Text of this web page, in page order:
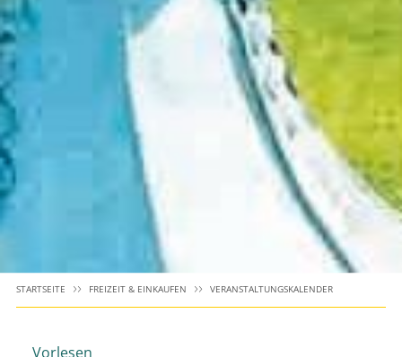
STARTSEITE FREIZEIT & EINKAUFEN VERANSTALTUNGSKALENDER
Vorlesen